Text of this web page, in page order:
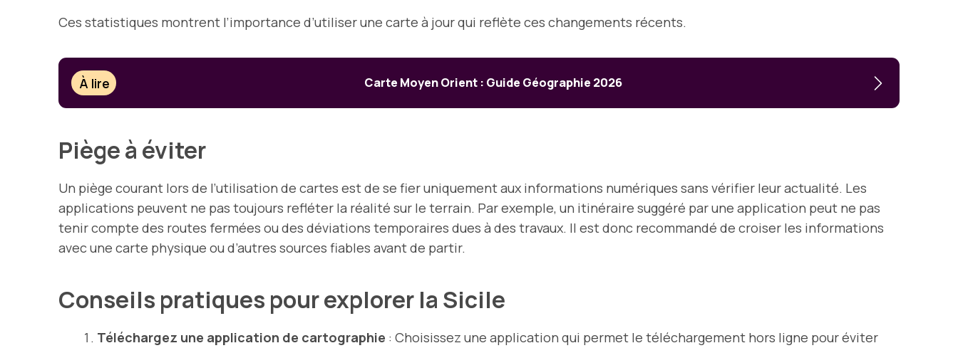
Ces statistiques montrent l’importance d’utiliser une carte à jour qui reflète ces changements récents.
À lire Carte Moyen Orient : Guide Géographie 2026
Piège à éviter
Un piège courant lors de l’utilisation de cartes est de se fier uniquement aux informations numériques sans vérifier leur actualité. Les
applications peuvent ne pas toujours refléter la réalité sur le terrain. Par exemple, un itinéraire suggéré par une application peut ne pas
tenir compte des routes fermées ou des déviations temporaires dues à des travaux. Il est donc recommandé de croiser les informations
avec une carte physique ou d’autres sources fiables avant de partir.
Conseils pratiques pour explorer la Sicile
Téléchargez une application de cartographie : Choisissez une application qui permet le téléchargement hors ligne pour éviter